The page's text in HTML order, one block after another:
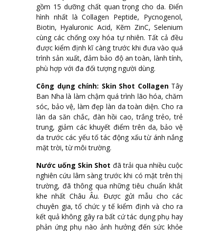
gồm 15 dưỡng chất quan trọng cho da. Điển
hình nhất là Collagen Peptide, Pycnogenol,
Biotin, Hyaluronic Acid, Kẽm ZinC, Selenium
cùng các chống oxy hóa tự nhiên. Tất cả đều
được kiểm định kĩ càng trước khi đưa vào quá
trình sản xuất, đảm bảo độ an toàn, lành tính,
phù hợp với đa đối tượng người dùng.
Công dụng chính: Skin Shot CollagenTây
Ban Nha là làm chậm quá trình lão hóa, chăm
sóc, bảo vệ, làm đẹp làn da toàn diện. Cho ra
làn da săn chắc, đàn hồi cao, trắng trẻo, trẻ
trung, giảm các khuyết điểm trên da, bảo vệ
da trước các yếu tố tác động xấu từ ánh nắng
mặt trời, từ môi trường.
Nước uống Skin Shot đã trải qua nhiều cuộc
nghiên cứu lâm sàng trước khi có mặt trên thị
trường, đã thông qua những tiêu chuẩn khắt
khe nhất Châu Âu. Được gửi mẫu cho các
chuyên gia, tổ chức y tế kiểm định và cho ra
kết quả không gây ra bất cứ tác dụng phụ hay
phản ứng phụ nào ảnh hưởng đến sức khỏe